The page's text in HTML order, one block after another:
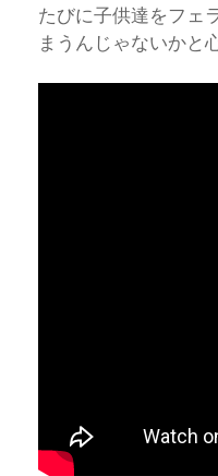
たびに子供達をフェ
まうんじゃないかと